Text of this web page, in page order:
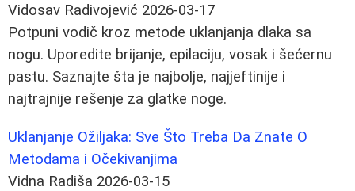
Vidosav Radivojević 2026-03-17
Potpuni vodič kroz metode uklanjanja dlaka sa
nogu. Uporedite brijanje, epilaciju, vosak i šećernu
pastu. Saznajte šta je najbolje, najjeftinije i
najtrajnije rešenje za glatke noge.
Uklanjanje Ožiljaka: Sve Što Treba Da Znate O
Metodama i Očekivanjima
Vidna Radiša 2026-03-15